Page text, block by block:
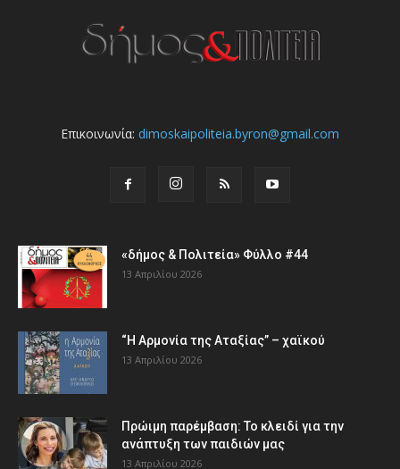
Επικοινωνία: dimoskaipoliteia.byron@gmail.com
«δήμος & Πολιτεία» Φύλλο #44
13 Απριλίου 2026
“Η Αρμονία της Αταξίας” – χαϊκού
13 Απριλίου 2026
Πρώιμη παρέμβαση: Το κλειδί για την
ανάπτυξη των παιδιών µας
13 Απριλίου 2026